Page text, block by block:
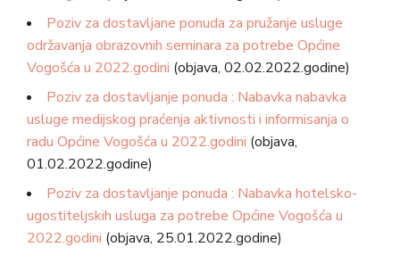
Poziv za dostavljane ponuda za pružanje usluge
održavanja obrazovnih seminara za potrebe Općine
Vogošća u 2022.godini (objava, 02.02.2022.godine)
Poziv za dostavljanje ponuda : Nabavka nabavka
usluge medijskog praćenja aktivnosti i informisanja o
radu Općine Vogošća u 2022.godini (objava,
01.02.2022.godine)
Poziv za dostavljanje ponuda : Nabavka hotelsko-
ugostiteljskih usluga za potrebe Općine Vogošća u
2022.godini (objava, 25.01.2022.godine)